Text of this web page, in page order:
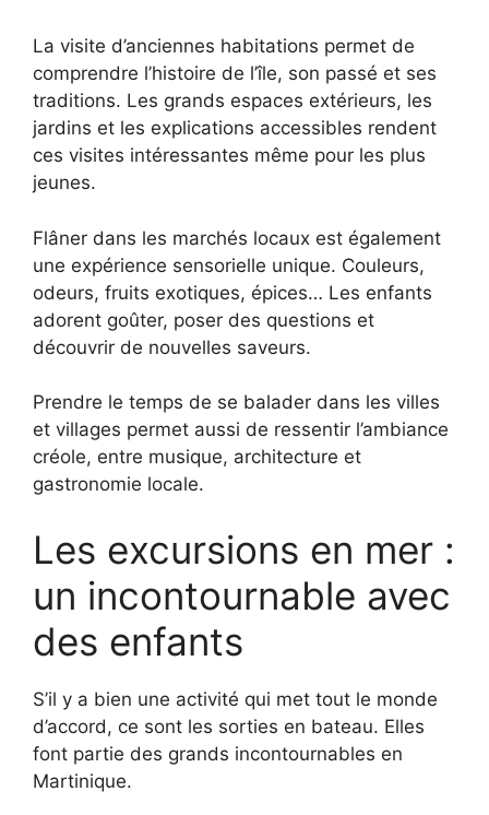
La visite d’anciennes habitations permet de
comprendre l’histoire de l’île, son passé et ses
traditions. Les grands espaces extérieurs, les
jardins et les explications accessibles rendent
ces visites intéressantes même pour les plus
jeunes.
Flâner dans les marchés locaux est également
une expérience sensorielle unique. Couleurs,
odeurs, fruits exotiques, épices… Les enfants
adorent goûter, poser des questions et
découvrir de nouvelles saveurs.
Prendre le temps de se balader dans les villes
et villages permet aussi de ressentir l’ambiance
créole, entre musique, architecture et
gastronomie locale.
Les excursions en mer :
un incontournable avec
des enfants
S’il y a bien une activité qui met tout le monde
d’accord, ce sont les sorties en bateau. Elles
font partie des grands incontournables en
Martinique.